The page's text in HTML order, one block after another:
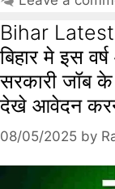
Bihar
बिहार मे इस
सरकारी जॉब
देखे आवेदन
08/05/2025 by